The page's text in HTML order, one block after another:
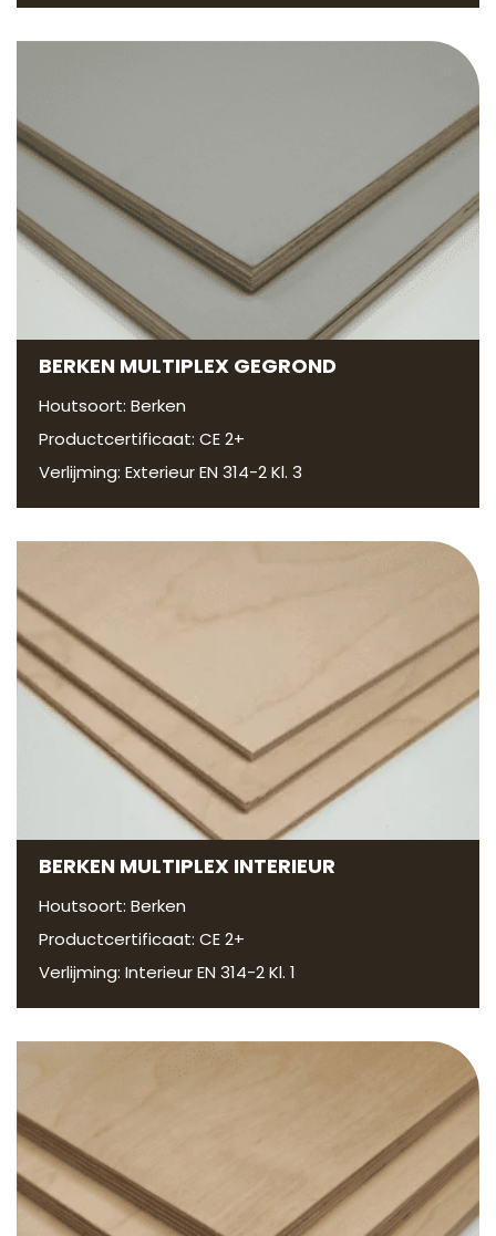
BERKEN MULTIPLEX GEGROND
Houtsoort: Berken
Productcertificaat: CE 2+
Verlijming: Exterieur EN 314-2 Kl. 3
BERKEN MULTIPLEX INTERIEUR
Houtsoort: Berken
Verlijming: Interieur EN 314-2 Kl. 1
Productcertificaat: CE 2+